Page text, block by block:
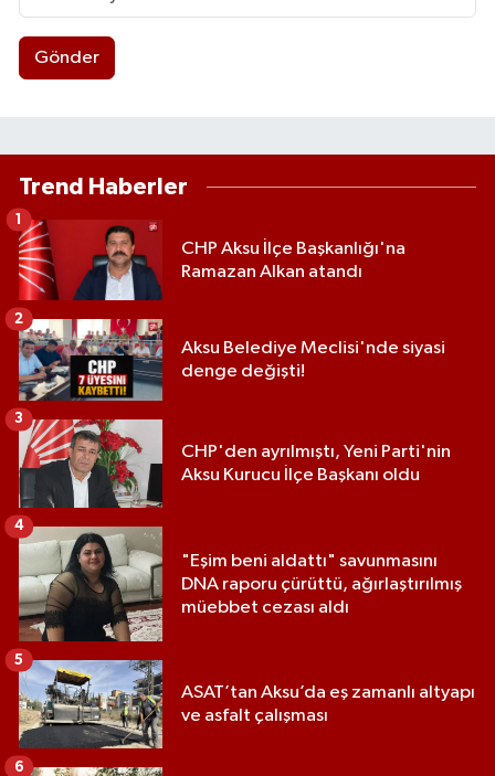
Gönder
Trend Haberler
CHP Aksu İlçe Başkanlığı'na
Ramazan Alkan atandı
1
Aksu Belediye Meclisi'nde siyasi
denge değişti!
2
CHP'den ayrılmıştı, Yeni Parti'nin
Aksu Kurucu İlçe Başkanı oldu
3
"Eşim beni aldattı" savunmasını
DNA raporu çürüttü, ağırlaştırılmış
müebbet cezası aldı
4
ASAT’tan Aksu’da eş zamanlı altyapı
ve asfalt çalışması
5
6